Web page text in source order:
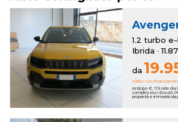
Ibrida ·
da
Valido con
Anticipo €. 119 rate da
complessivo dovuto
proprietà e